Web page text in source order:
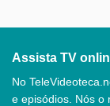
Assista TV
No
e episódios. Nós o